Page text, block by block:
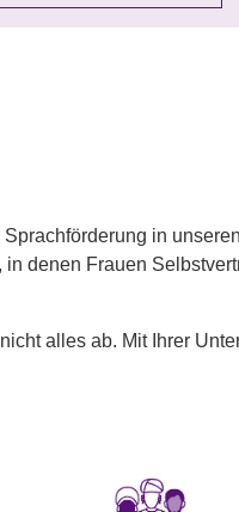
in
denen Frauen
alles ab. Mit Ihrer